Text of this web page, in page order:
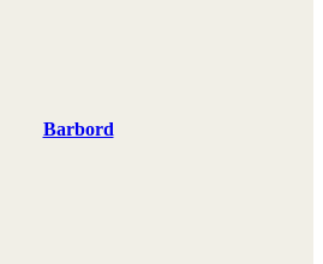
Barbord